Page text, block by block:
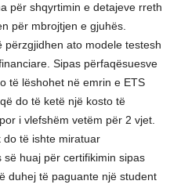
për shqyrtimin e detajeve rreth
për mbrojtjen e gjuhës.
përzgjidhen ato modele testesh
Sipas përfaqësuesve
të lëshohet në emrin e ETS
do të ketë një kosto të
i vlefshëm vetëm për 2 vjet.
do të ishte miratuar
huaj për certifikimin sipas
duhej të paguante një student